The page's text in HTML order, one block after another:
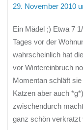
29. November 2010
Ein Mädel ;) Etwa 7
Tages vor der
wahrscheinlich hat
vor Wintereinbruch
Momentan schläft
Katzen aber auch
zwischendurch
ganz schön verkratzt